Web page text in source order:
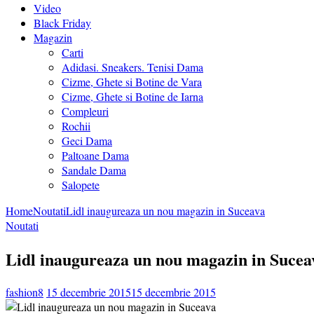
Video
Black Friday
Magazin
Carti
Adidasi. Sneakers. Tenisi Dama
Cizme, Ghete si Botine de Vara
Cizme, Ghete si Botine de Iarna
Compleuri
Rochii
Geci Dama
Paltoane Dama
Sandale Dama
Salopete
HomeNoutatiLidl inaugureaza un nou magazin in Suceava
Noutati
Lidl inaugureaza un nou magazin in
fashion8 15 decembrie 201515 decembrie 2015